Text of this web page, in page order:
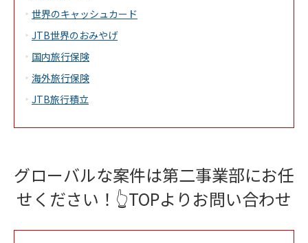
世界のキャッシュカード
JTB世界のおみやげ
国内旅行保険
海外旅行保険
JTB旅行積立
グローバルな案件は第二事業部にお任
せください！👆TOPよりお問い合わせ